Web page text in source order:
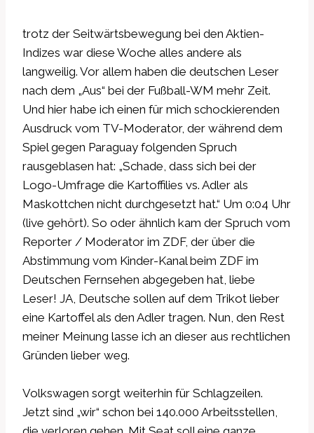
trotz der Seitwärtsbewegung bei den Aktien-
Indizes war diese Woche alles andere als
langweilig. Vor allem haben die deutschen Leser
nach dem „Aus“ bei der Fußball-WM mehr Zeit.
Und hier habe ich einen für mich schockierenden
Ausdruck vom TV-Moderator, der während dem
Spiel gegen Paraguay folgenden Spruch
rausgeblasen hat: „Schade, dass sich bei der
Logo-Umfrage die Kartoffilies vs. Adler als
Maskottchen nicht durchgesetzt hat.“ Um 0:04 Uhr
(live gehört). So oder ähnlich kam der Spruch vom
Reporter / Moderator im ZDF, der über die
Abstimmung vom Kinder-Kanal beim ZDF im
Deutschen Fernsehen abgegeben hat, liebe
Leser! JA, Deutsche sollen auf dem Trikot lieber
eine Kartoffel als den Adler tragen. Nun, den Rest
meiner Meinung lasse ich an dieser aus rechtlichen
Gründen lieber weg.
Volkswagen sorgt weiterhin für Schlagzeilen.
Jetzt sind „wir“ schon bei 140.000 Arbeitsstellen,